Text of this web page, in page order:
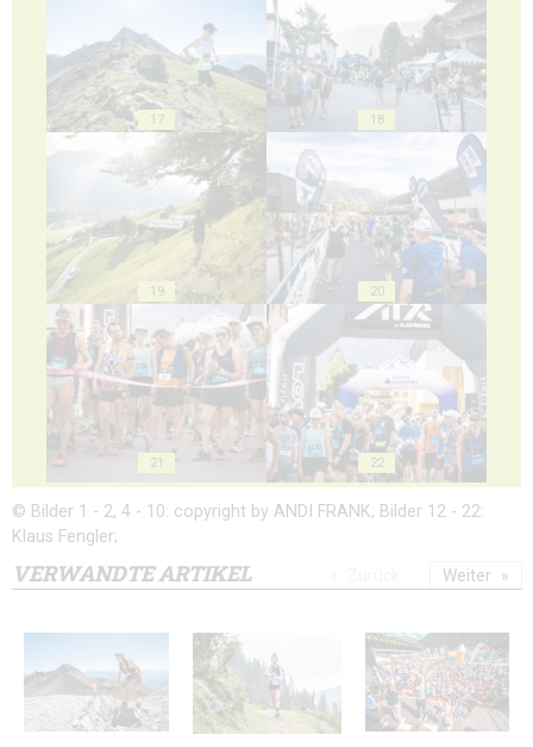
17 18
19 20
21 22
© Bilder 1 - 2, 4 - 10: copyright by ANDI FRANK; Bilder 12 - 22:
Klaus Fengler;
VERWANDTE ARTIKEL Weiter